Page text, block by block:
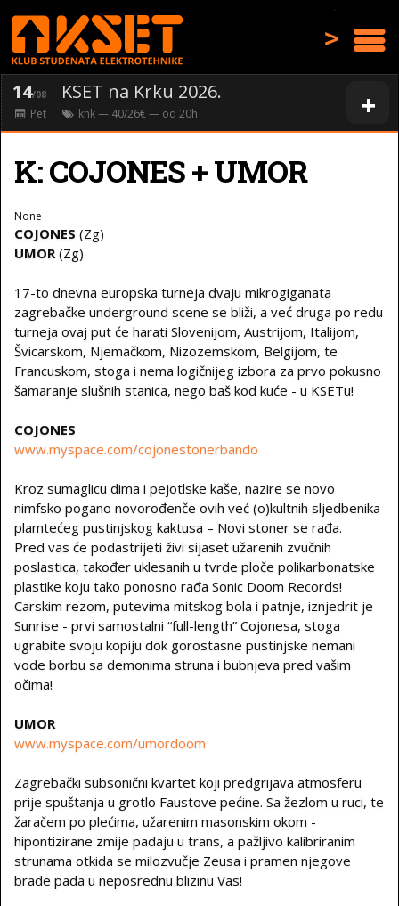
>
+
14/08 KSET na Krku 2026.
Pet knk— 40/26€ — od 20h
K: COJONES + UMOR
None
COJONES (Zg)
UMOR(Zg)
17-to dnevna europska turneja dvaju mikrogiganata
zagrebačke underground scene se bliži, a već druga po redu
turneja ovaj put će harati Slovenijom, Austrijom, Italijom,
Švicarskom, Njemačkom, Nizozemskom, Belgijom, te
Francuskom, stoga i nema logičnijeg izbora za prvo pokusno
šamaranje slušnih stanica, nego baš kod kuće - u KSETu!
COJONES
www.myspace.com/cojonestonerbando
Kroz sumaglicu dima i pejotlske kaše, nazire se novo
nimfsko pogano novorođenče ovih već (o)kultnih sljedbenika
plamtećeg pustinjskog kaktusa – Novi stoner se rađa.
Pred vas će podastrijeti živi sijaset užarenih zvučnih
poslastica, također uklesanih u tvrde ploče polikarbonatske
plastike koju tako ponosno rađa Sonic Doom Records!
Carskim rezom, putevima mitskog bola i patnje, iznjedrit je
Sunrise - prvi samostalni “full-length” Cojonesa, stoga
ugrabite svoju kopiju dok gorostasne pustinjske nemani
vode borbu sa demonima struna i bubnjeva pred vašim
očima!
UMOR
www.myspace.com/umordoom
Zagrebački subsonični kvartet koji predgrijava atmosferu
prije spuštanja u grotlo Faustove pećine. Sa žezlom u ruci, te
žaračem po plećima, užarenim masonskim okom -
hipontizirane zmije padaju u trans, a pažljivo kalibriranim
strunama otkida se milozvučje Zeusa i pramen njegove
brade pada u neposrednu blizinu Vas!